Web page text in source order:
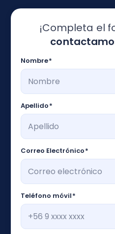
¡Completa el
Nombre*
Apellido*
Correo Electrónico*
Teléfono móvil*